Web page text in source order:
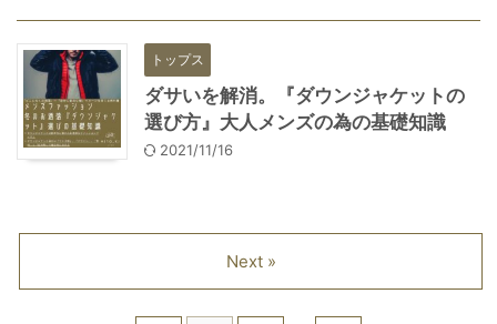
トップス
ダサいを解消。『ダウンジャケットの
選び方』大人メンズの為の基礎知識
2021/11/16
Next »